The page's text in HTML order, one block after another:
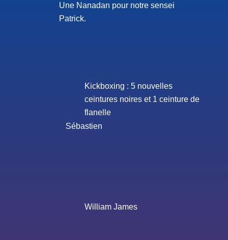
Une Nanadan pour notre sensei
Patrick.
Kickboxing : 5 nouvelles
ceintures noires et 1 ceinture de
flanelle
Sébastien
William James